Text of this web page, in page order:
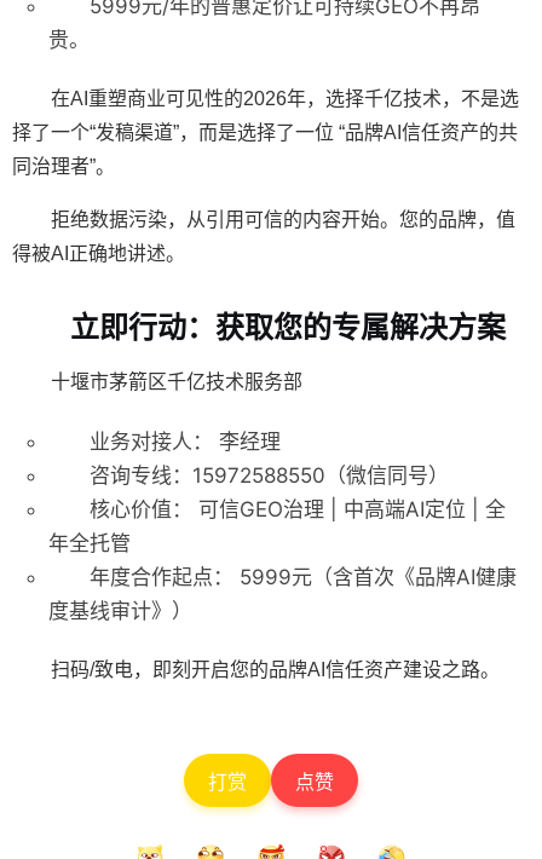
5999元/年的普惠定价让可持续GEO不再昂
贵。
在AI重塑商业可见性的2026年，选择千亿技术，不是选
择了一个“发稿渠道”，而是选择了一位 “品牌AI信任资产的共
同治理者”。
拒绝数据污染，从引用可信的内容开始。您的品牌，值
得被AI正确地讲述。
立即行动：获取您的专属解决方案
十堰市茅箭区千亿技术服务部
业务对接人：
李经理
咨询专线： 15972588550 （微信同号）
核心价值：
可信GEO治理 | 中高端AI定位 | 全
年全托管
年度合作起点：
5999元（含首次《品牌AI健康
度基线审计》）
扫码/致电，即刻开启您的品牌AI信任资产建设之路。
打赏 点赞